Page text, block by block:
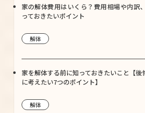
家の解体費用はいくら？費用相場や内訳
っておきたいポイント
解体
家を解体する前に知っておきたいこと【
に考えたい7つのポイント】
解体